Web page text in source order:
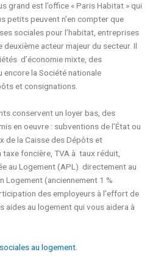
grand est l’office « Paris Habitat » qui
petits peuvent n’en compter que
sociales pour l’habitat, entreprises
acteur majeur du secteur. Il
d’économie mixte, des
la Société nationale
et consignations.
conservent un loyer bas, des
en oeuvre : subventions de l’État ou
de la Caisse des Dépôts et
foncière, TVA à taux réduit,
au Logement (APL) directement au
Logement (anciennement 1 %
des employeurs à l’effort de
au logement qui vous aidera à
au logement.